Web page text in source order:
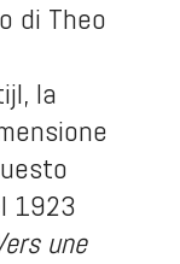
di Theo
la
1923
une